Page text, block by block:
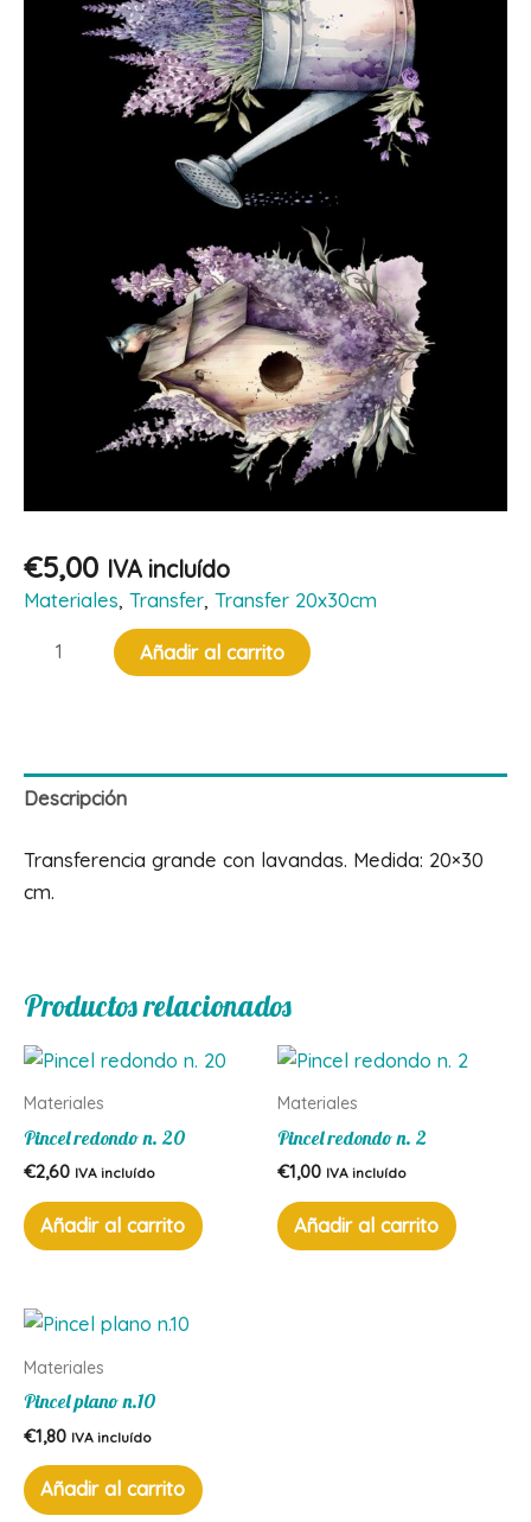
€5,00 IVA incluído
Materiales, Transfer, Transfer 20x30cm
Transfer
Añadir al carrito
Descripción
Transferencia grande con lavandas. Medida: 20×30
cm.
Productos relacionados
Materiales
Pincel redondo n. 20
€2,60 IVA incluído
Añadir al carrito
Materiales
Pincel redondo n. 2
€1,00 IVA incluído
Añadir al carrito
Materiales
Pincel plano n.10
€1,80 IVA incluído
Añadir al carrito